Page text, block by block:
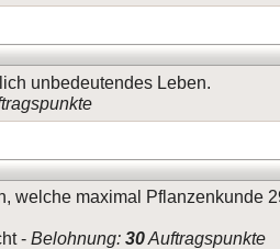
unbedeutendes Leben.
welche maximal Pflanzenkunde
- Belohnung: 30Auftragspunkte